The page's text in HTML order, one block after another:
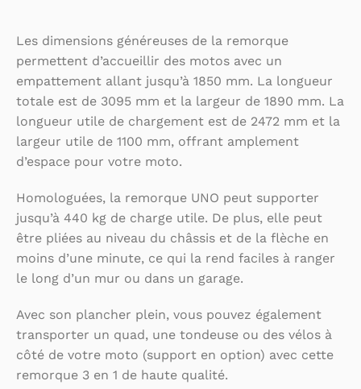
Les dimensions généreuses de la remorque
permettent d’accueillir des motos avec un
empattement allant jusqu’à 1850 mm. La longueur
totale est de 3095 mm et la largeur de 1890 mm. La
longueur utile de chargement est de 2472 mm et la
largeur utile de 1100 mm, offrant amplement
d’espace pour votre moto.
Homologuées, la remorque UNO peut supporter
jusqu’à 440 kg de charge utile. De plus, elle peut
être pliées au niveau du châssis et de la flèche en
moins d’une minute, ce qui la rend faciles à ranger
le long d’un mur ou dans un garage.
Avec son plancher plein, vous pouvez également
transporter un quad, une tondeuse ou des vélos à
côté de votre moto (support en option) avec cette
remorque 3 en 1 de haute qualité.